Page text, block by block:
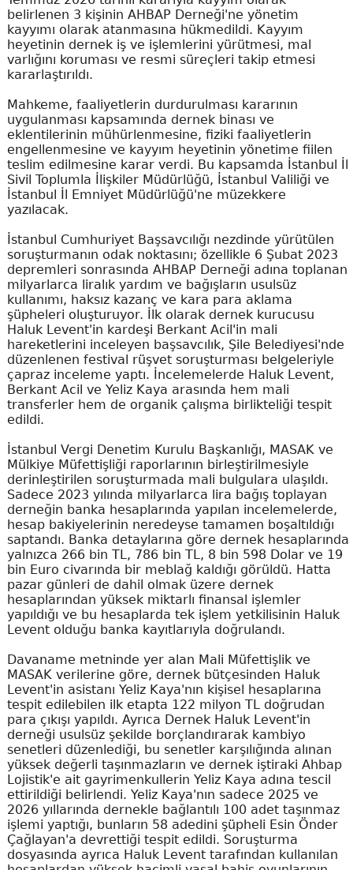
belirlenen 3 kişinin AHBAP Derneği'ne yönetim
kayyımı olarak atanmasına hükmedildi. Kayyım
heyetinin dernek iş ve işlemlerini yürütmesi, mal
varlığını koruması ve resmi süreçleri takip etmesi
kararlaştırıldı.
Mahkeme, faaliyetlerin durdurulması kararının
uygulanması kapsamında dernek binası ve
eklentilerinin mühürlenmesine, fiziki faaliyetlerin
engellenmesine ve kayyım heyetinin yönetime fiilen
teslim edilmesine karar verdi. Bu kapsamda İstanbul İl
Sivil Toplumla İlişkiler Müdürlüğü, İstanbul Valiliği ve
İstanbul İl Emniyet Müdürlüğü'ne müzekkere
yazılacak.
İstanbul Cumhuriyet Başsavcılığı nezdinde yürütülen
soruşturmanın odak noktasını; özellikle 6 Şubat 2023
depremleri sonrasında AHBAP Derneği adına toplanan
milyarlarca liralık yardım ve bağışların usulsüz
kullanımı, haksız kazanç ve kara para aklama
şüpheleri oluşturuyor. İlk olarak dernek kurucusu
Haluk Levent'in kardeşi Berkant Acil'in mali
hareketlerini inceleyen başsavcılık, Şile Belediyesi'nde
düzenlenen festival rüşvet soruşturması belgeleriyle
çapraz inceleme yaptı. İncelemelerde Haluk Levent,
Berkant Acil ve Yeliz Kaya arasında hem mali
transferler hem de organik çalışma birlikteliği tespit
edildi.
İstanbul Vergi Denetim Kurulu Başkanlığı, MASAK ve
Mülkiye Müfettişliği raporlarının birleştirilmesiyle
derinleştirilen soruşturmada mali bulgulara ulaşıldı.
Sadece 2023 yılında milyarlarca lira bağış toplayan
derneğin banka hesaplarında yapılan incelemelerde,
hesap bakiyelerinin neredeyse tamamen boşaltıldığı
saptandı. Banka detaylarına göre dernek hesaplarında
yalnızca 266 bin TL, 786 bin TL, 8 bin 598 Dolar ve 19
bin Euro civarında bir meblağ kaldığı görüldü. Hatta
pazar günleri de dahil olmak üzere dernek
hesaplarından yüksek miktarlı finansal işlemler
yapıldığı ve bu hesaplarda tek işlem yetkilisinin Haluk
Levent olduğu banka kayıtlarıyla doğrulandı.
Davaname metninde yer alan Mali Müfettişlik ve
MASAK verilerine göre, dernek bütçesinden Haluk
Levent'in asistanı Yeliz Kaya'nın kişisel hesaplarına
tespit edilebilen ilk etapta 122 milyon TL doğrudan
para çıkışı yapıldı. Ayrıca Dernek Haluk Levent'in
derneği usulsüz şekilde borçlandırarak kambiyo
senetleri düzenlediği, bu senetler karşılığında alınan
yüksek değerli taşınmazların ve dernek iştiraki Ahbap
Lojistik'e ait gayrimenkullerin Yeliz Kaya adına tescil
ettirildiği belirlendi. Yeliz Kaya'nın sadece 2025 ve
2026 yıllarında dernekle bağlantılı 100 adet taşınmaz
işlemi yaptığı, bunların 58 adedini şüpheli Esin Önder
Çağlayan'a devrettiği tespit edildi. Soruşturma
dosyasında ayrıca Haluk Levent tarafından kullanılan